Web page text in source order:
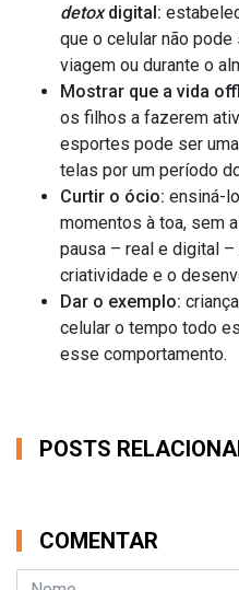
detoxdigital:
que o celular não
viagem ou durante o
Mostrar que a vida
os filhos a fazerem
esportes pode ser
telas por um período
Curtir o ócio: ensiná-
momentos à toa, sem
pausa – real e digital
criatividade e o
Dar o exemplo:
celular o tempo todo
esse comportamento.
POSTS
COMENTAR